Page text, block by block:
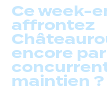
Ce week-
affrontez
encore
maintien ?